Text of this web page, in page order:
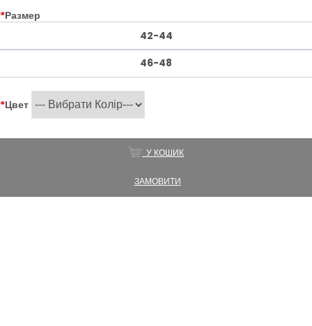
*Размер
42-44
46-48
*Цвет
У КОШИК
ЗАМОВИТИ